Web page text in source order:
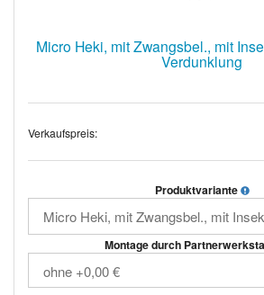
Micro Heki, mit Zwangsbel., mit
Verdunklung
Verkaufspreis:
Produktvariante
Montage durch